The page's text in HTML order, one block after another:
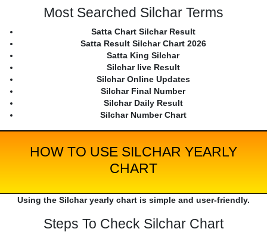
Most Searched Silchar Terms
Satta Chart Silchar Result
Satta Result Silchar Chart 2026
Satta King Silchar
Silchar live Result
Silchar Online Updates
Silchar Final Number
Silchar Daily Result
Silchar Number Chart
HOW TO USE SILCHAR YEARLY
CHART
Using the Silchar yearly chart is simple and user-friendly.
Steps To Check Silchar Chart